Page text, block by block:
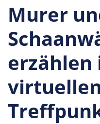
Murer
erzählen